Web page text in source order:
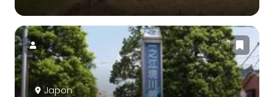
Japon